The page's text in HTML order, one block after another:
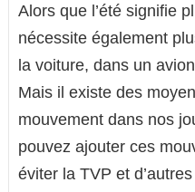
Alors que l’été signifie
nécessite également
la voiture, dans un
Mais il existe des
mouvement dans nos
pouvez ajouter ces
éviter la TVP et